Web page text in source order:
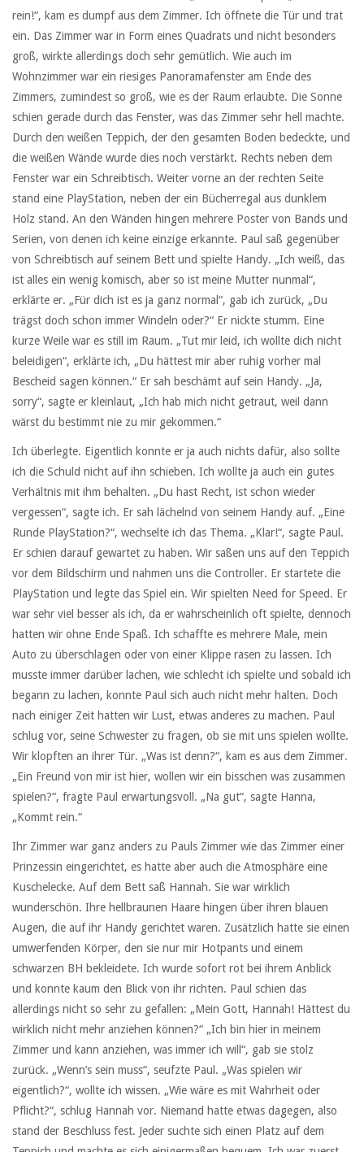
rein!“, kam es dumpf aus dem Zimmer. Ich öffnete die Tür und trat
ein. Das Zimmer war in Form eines Quadrats und nicht besonders
groß, wirkte allerdings doch sehr gemütlich. Wie auch im
Wohnzimmer war ein riesiges Panoramafenster am Ende des
Zimmers, zumindest so groß, wie es der Raum erlaubte. Die Sonne
schien gerade durch das Fenster, was das Zimmer sehr hell machte.
Durch den weißen Teppich, der den gesamten Boden bedeckte, und
die weißen Wände wurde dies noch verstärkt. Rechts neben dem
Fenster war ein Schreibtisch. Weiter vorne an der rechten Seite
stand eine PlayStation, neben der ein Bücherregal aus dunklem
Holz stand. An den Wänden hingen mehrere Poster von Bands und
Serien, von denen ich keine einzige erkannte. Paul saß gegenüber
von Schreibtisch auf seinem Bett und spielte Handy. „Ich weiß, das
ist alles ein wenig komisch, aber so ist meine Mutter nunmal“,
erklärte er. „Für dich ist es ja ganz normal“, gab ich zurück, „Du
trägst doch schon immer Windeln oder?“ Er nickte stumm. Eine
kurze Weile war es still im Raum. „Tut mir leid, ich wollte dich nicht
beleidigen“, erklärte ich, „Du hättest mir aber ruhig vorher mal
Bescheid sagen können.“ Er sah beschämt auf sein Handy. „Ja,
sorry“, sagte er kleinlaut, „Ich hab mich nicht getraut, weil dann
wärst du bestimmt nie zu mir gekommen.“
Ich überlegte. Eigentlich konnte er ja auch nichts dafür, also sollte
ich die Schuld nicht auf ihn schieben. Ich wollte ja auch ein gutes
Verhältnis mit ihm behalten. „Du hast Recht, ist schon wieder
vergessen“, sagte ich. Er sah lächelnd von seinem Handy auf. „Eine
Runde PlayStation?“, wechselte ich das Thema. „Klar!“, sagte Paul.
Er schien darauf gewartet zu haben. Wir saßen uns auf den Teppich
vor dem Bildschirm und nahmen uns die Controller. Er startete die
PlayStation und legte das Spiel ein. Wir spielten Need for Speed. Er
war sehr viel besser als ich, da er wahrscheinlich oft spielte, dennoch
hatten wir ohne Ende Spaß. Ich schaffte es mehrere Male, mein
Auto zu überschlagen oder von einer Klippe rasen zu lassen. Ich
musste immer darüber lachen, wie schlecht ich spielte und sobald ich
begann zu lachen, konnte Paul sich auch nicht mehr halten. Doch
nach einiger Zeit hatten wir Lust, etwas anderes zu machen. Paul
schlug vor, seine Schwester zu fragen, ob sie mit uns spielen wollte.
Wir klopften an ihrer Tür. „Was ist denn?“, kam es aus dem Zimmer.
„Ein Freund von mir ist hier, wollen wir ein bisschen was zusammen
spielen?“, fragte Paul erwartungsvoll. „Na gut“, sagte Hanna,
„Kommt rein.“
Ihr Zimmer war ganz anders zu Pauls Zimmer wie das Zimmer einer
Prinzessin eingerichtet, es hatte aber auch die Atmosphäre eine
Kuschelecke. Auf dem Bett saß Hannah. Sie war wirklich
wunderschön. Ihre hellbraunen Haare hingen über ihren blauen
Augen, die auf ihr Handy gerichtet waren. Zusätzlich hatte sie einen
umwerfenden Körper, den sie nur mir Hotpants und einem
schwarzen BH bekleidete. Ich wurde sofort rot bei ihrem Anblick
und konnte kaum den Blick von ihr richten. Paul schien das
allerdings nicht so sehr zu gefallen: „Mein Gott, Hannah! Hättest du
wirklich nicht mehr anziehen können?“ „Ich bin hier in meinem
Zimmer und kann anziehen, was immer ich will“, gab sie stolz
zurück. „Wenn’s sein muss“, seufzte Paul. „Was spielen wir
eigentlich?“, wollte ich wissen. „Wie wäre es mit Wahrheit oder
Pflicht?“, schlug Hannah vor. Niemand hatte etwas dagegen, also
stand der Beschluss fest. Jeder suchte sich einen Platz auf dem